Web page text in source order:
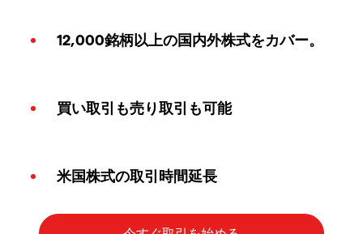
12,000銘柄以上の国内外株式をカバー。
買い取引も売り取引も可能
米国株式の取引時間延長